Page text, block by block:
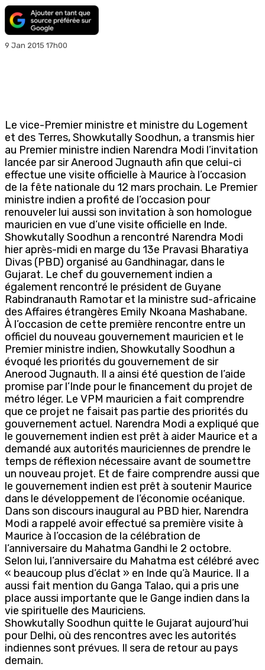
9 Jan 2015 17h00
Le vice-Premier ministre et ministre du Logement
et des Terres, Showkutally Soodhun, a transmis hier
au Premier ministre indien Narendra Modi l’invitation
lancée par sir Anerood Jugnauth afin que celui-ci
effectue une visite officielle à Maurice à l’occasion
de la fête nationale du 12 mars prochain. Le Premier
ministre indien a profité de l’occasion pour
renouveler lui aussi son invitation à son homologue
mauricien en vue d’une visite officielle en Inde.
Showkutally Soodhun a rencontré Narendra Modi
hier après-midi en marge du 13e Pravasi Bharatiya
Divas (PBD) organisé au Gandhinagar, dans le
Gujarat. Le chef du gouvernement indien a
également rencontré le président de Guyane
Rabindranauth Ramotar et la ministre sud-africaine
des Affaires étrangères Emily Nkoana Mashabane.
À l’occasion de cette première rencontre entre un
officiel du nouveau gouvernement mauricien et le
Premier ministre indien, Showkutally Soodhun a
évoqué les priorités du gouvernement de sir
Anerood Jugnauth. Il a ainsi été question de l’aide
promise par l’Inde pour le financement du projet de
métro léger. Le VPM mauricien a fait comprendre
que ce projet ne faisait pas partie des priorités du
gouvernement actuel. Narendra Modi a expliqué que
le gouvernement indien est prêt à aider Maurice et a
demandé aux autorités mauriciennes de prendre le
temps de réflexion nécessaire avant de soumettre
un nouveau projet. Et de faire comprendre aussi que
le gouvernement indien est prêt à soutenir Maurice
dans le développement de l’économie océanique.
Dans son discours inaugural au PBD hier, Narendra
Modi a rappelé avoir effectué sa première visite à
Maurice à l’occasion de la célébration de
l’anniversaire du Mahatma Gandhi le 2 octobre.
Selon lui, l’anniversaire du Mahatma est célébré avec
« beaucoup plus d’éclat » en Inde qu’à Maurice. Il a
aussi fait mention du Ganga Talao, qui a pris une
place aussi importante que le Gange indien dans la
vie spirituelle des Mauriciens.
Showkutally Soodhun quitte le Gujarat aujourd’hui
pour Delhi, où des rencontres avec les autorités
indiennes sont prévues. Il sera de retour au pays
demain.